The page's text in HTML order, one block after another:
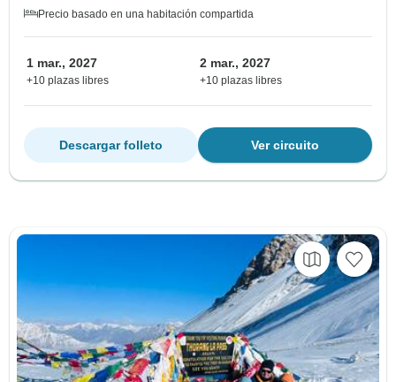
Precio basado en una habitación compartida
1 mar., 2027
+10 plazas libres
2 mar., 2027
+10 plazas libres
Ver circuito
Descargar folleto